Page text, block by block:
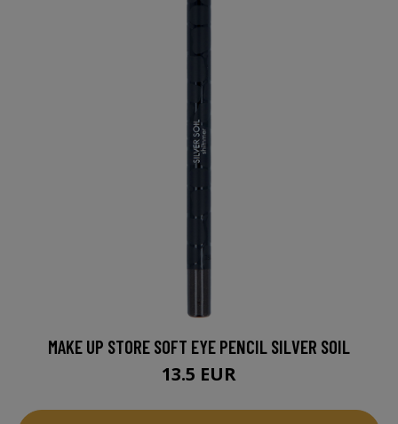
MAKE UP STORE SOFT EYE PENCIL SILVER SOIL
13.5 EUR